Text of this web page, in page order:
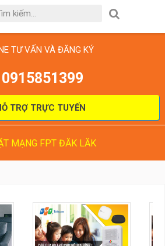
TƯ VẤN VÀ ĐĂNG KÝ
0915851399
TRỢ TRỰC TUYẾN
MẠNG FPT ĐĂK LĂK